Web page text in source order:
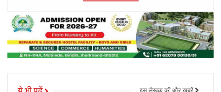
इस लेखक की और ख़बरें